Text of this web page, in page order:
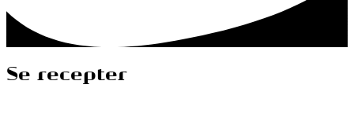
Se recepter